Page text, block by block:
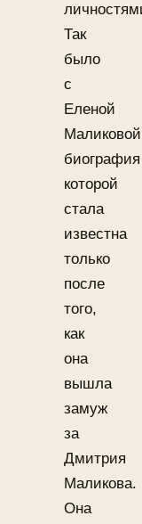
Так
было
с
Еленой
биография
которой
стала
известна
только
после
того,
как
она
вышла
замуж
за
Дмитрия
Маликова.
Она